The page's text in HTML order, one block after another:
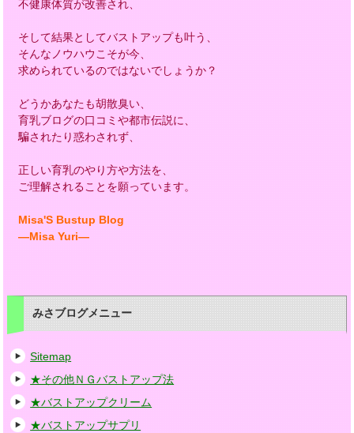
不健康体質が改善され、
そして結果としてバストアップも叶う、
そんなノウハウこそが今、
求められているのではないでしょうか？
どうかあなたも胡散臭い、
育乳ブログの口コミや都市伝説に、
騙されたり惑わされず、
正しい育乳のやり方や方法を、
ご理解されることを願っています。
Misa'S Bustup Blog
―Misa Yuri―
みさブログメニュー
Sitemap
★その他ＮＧバストアップ法
★バストアップクリーム
★バストアップサプリ